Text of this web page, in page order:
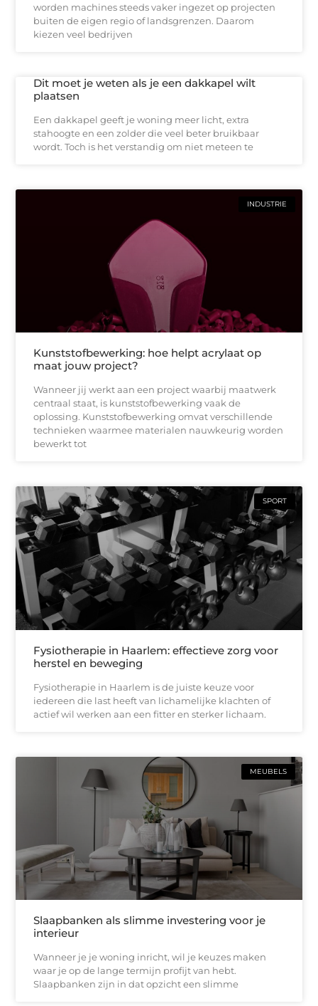
worden machines steeds vaker ingezet op projecten
buiten de eigen regio of landsgrenzen. Daarom
kiezen veel bedrijven
Dit moet je weten als je een dakkapel wilt
plaatsen
Een dakkapel geeft je woning meer licht, extra
stahoogte en een zolder die veel beter bruikbaar
wordt. Toch is het verstandig om niet meteen te
INDUSTRIE
Kunststofbewerking: hoe helpt acrylaat op
maat jouw project?
Wanneer jij werkt aan een project waarbij maatwerk
centraal staat, is kunststofbewerking vaak de
oplossing. Kunststofbewerking omvat verschillende
technieken waarmee materialen nauwkeurig worden
bewerkt tot
SPORT
Fysiotherapie in Haarlem: effectieve zorg voor
herstel en beweging
Fysiotherapie in Haarlem is de juiste keuze voor
iedereen die last heeft van lichamelijke klachten of
actief wil werken aan een fitter en sterker lichaam.
MEUBELS
Slaapbanken als slimme investering voor je
interieur
Wanneer je je woning inricht, wil je keuzes maken
waar je op de lange termijn profijt van hebt.
Slaapbanken zijn in dat opzicht een slimme